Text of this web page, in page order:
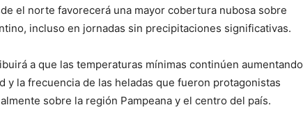
el norte favorecerá una mayor cobertura nubosa sobre
incluso en jornadas sin precipitaciones significativas.
a que las temperaturas mínimas continúen aumentando
y la frecuencia de las heladas que fueron protagonistas
sobre la región Pampeana y el centro del país.